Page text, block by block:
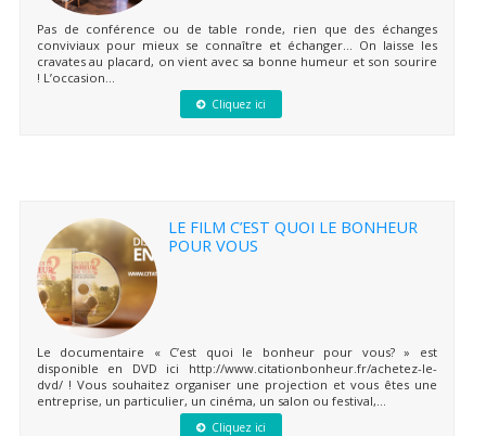
Pas de conférence ou de table ronde, rien que des échanges
conviviaux pour mieux se connaître et échanger… On laisse les
cravates au placard, on vient avec sa bonne humeur et son sourire
! L’occasion...
Cliquez ici
LE FILM C’EST QUOI LE BONHEUR
POUR VOUS
Le documentaire « C’est quoi le bonheur pour vous? » est
disponible en DVD ici http://www.citationbonheur.fr/achetez-le-
dvd/ ! Vous souhaitez organiser une projection et vous êtes une
entreprise, un particulier, un cinéma, un salon ou festival,...
Cliquez ici